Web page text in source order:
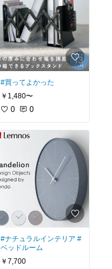
#買ってよかった
￥1,480〜
0 0
#ナチュラルインテリア #
ベッドルーム
￥7,700